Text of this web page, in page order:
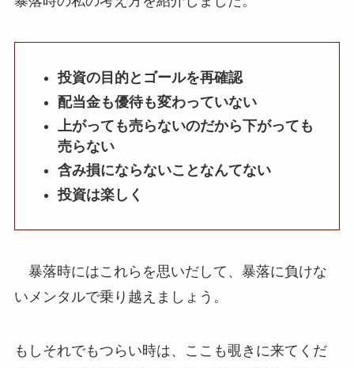
投資の目的とゴールを再確認
配当金も優待も変わっていない
上がっても売らないのだから下がっても
売らない
含み損にならないことなんてない
投資は楽しく
暴落時にはこれらを思いだして、暴落に負けな
いメンタルで乗り越えましょう。
もしそれでもつらい時は、ここも覗きに来てくだ